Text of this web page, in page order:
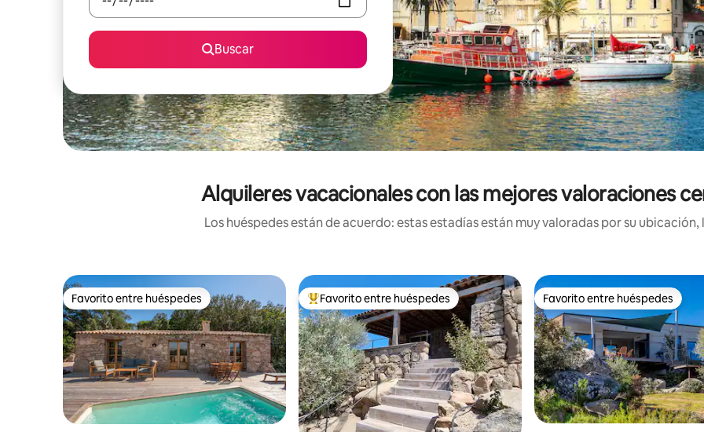
Buscar
Alquileres vacacionales con las mejores valoraciones
Los huéspedes están de acuerdo: estas estadías están muy valoradas por su
Favorito entre huéspedes
Favorito entre huéspedes Favorito entre huéspedes preferido
Favorito entre huéspedes Favorito entre huéspedes
Favorito entre huéspedes